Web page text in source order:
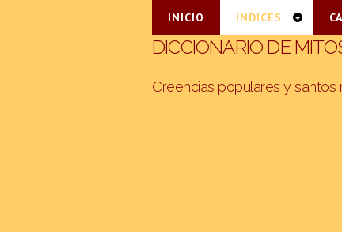
INICIO INDICES
DICCIONARIO DE
Creencias populares y santos